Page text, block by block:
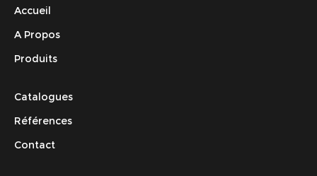
Accueil
A Propos
Produits
Catalogues
Références
Contact